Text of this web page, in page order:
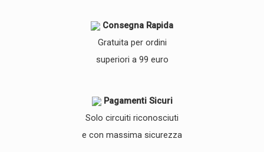
Consegna Rapida
Gratuita per ordini
superiori a 99 euro
Pagamenti Sicuri
Solo circuiti riconosciuti
e con massima sicurezza